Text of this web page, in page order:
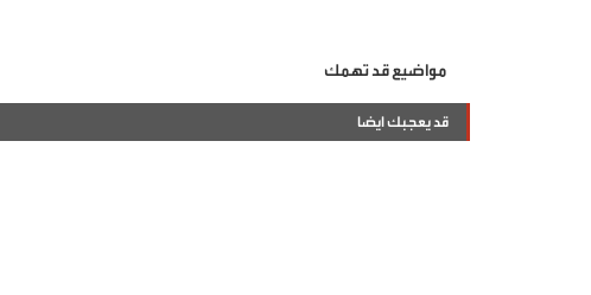
مواضيع قد تهمك
قد يعجبك ايضا